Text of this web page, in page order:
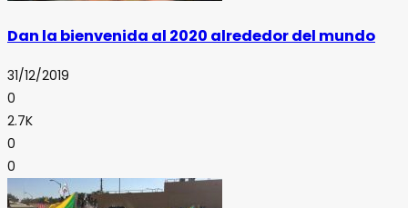
Dan la bienvenida al 2020 alrededor del mundo
31/12/2019
0
2.7K
0
0